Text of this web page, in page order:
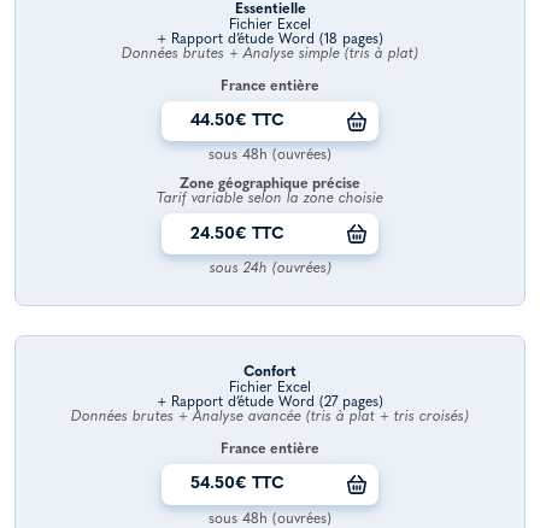
Essentielle
Fichier Excel
+ Rapport d’étude Word (18 pages)
Données brutes + Analyse simple (tris à plat)
France entière
44.50€ TTC
sous 48h (ouvrées)
Zone géographique précise
Tarif variable selon la zone choisie
24.50€ TTC
sous 24h (ouvrées)
Confort
Fichier Excel
+ Rapport d’étude Word (27 pages)
Données brutes + Analyse avancée (tris à plat + tris croisés)
France entière
54.50€ TTC
sous 48h (ouvrées)